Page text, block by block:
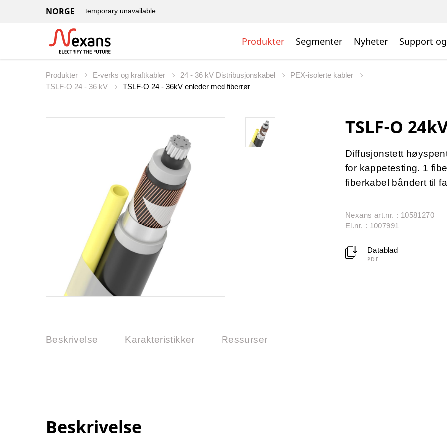
NORGE temporary unavailable
Produkter Segmenter Nyheter Support
Produkter E-verks og kraftkabler 24 - 36 kV Distribusjonskabel
PEX-isolerte kabler
TSLF-O 24 - 36 kV
TSLF-O 24 - 36kV enleder med fiberrør
TSLF-O
Diffusjonstett
for kappetesting. 1
fiberkabel båndert til
Nexans art.nr. : 10581270
El.nr. : 1007991
Datablad
PDF
Beskrivelse Karakteristikker Ressurser
Beskrivelse